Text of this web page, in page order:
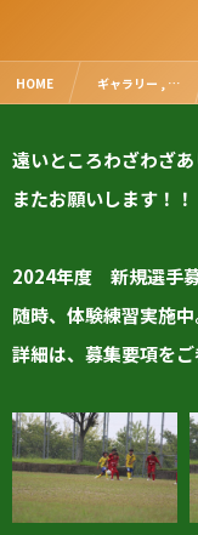
HOME ギャラリー , …
遠いところわざわざあ
またお願いします！！
2024年度 新規選手募
随時、体験練習実施中
詳細は、募集要項をご